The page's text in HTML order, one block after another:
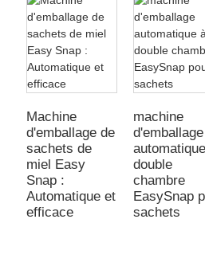
Machine
d'emballage de
sachets de
miel Easy
Snap :
Automatique et
efficace
machine
d'emballage
double
chambre
EasySnap
sachets